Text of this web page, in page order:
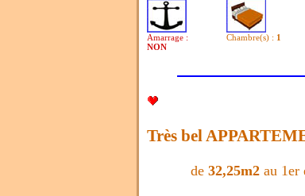
Amarrage :
NON
Chambre(s) : 1
Très bel
de 32,25m2au 1er